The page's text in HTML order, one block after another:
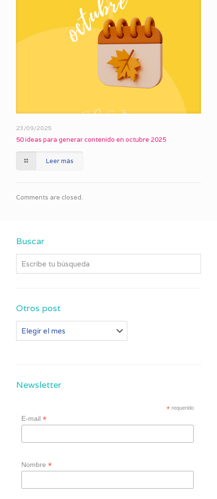
23/09/2025
50 ideas para generar contenido en octubre 2025
Leer más
Comments are closed.
Buscar
Otros post
post
Newsletter
* requerido
E-mail*
Nombre*